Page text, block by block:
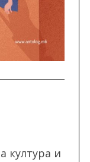
култура и